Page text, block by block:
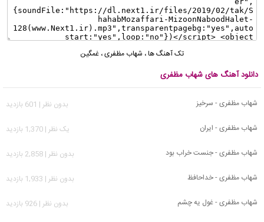
تک آهنگ ها، شهاب مظفری، غمگین
دانلود آهنگ های شهاب مظفری
شهاب مظفری - سرخیز
بدون نظر | 601 بازدید
شهاب مظفری - ایران
يک نظر | 1,370 بازدید
شهاب مظفری - جنست خراب بود
بدون نظر | 2,858 بازدید
شهاب مظفری - خداحافظ
بدون نظر | 1,933 بازدید
شهاب مظفری - غول یه چشم
بدون نظر | 926 بازدید